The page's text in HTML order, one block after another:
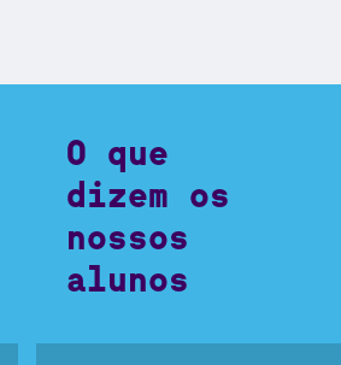
O que
dizem os
nossos
alunos